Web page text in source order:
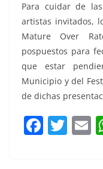
Para cuidar de
artistas invitados,
Mature Over
pospuestos para
que estar
Municipio y del
de dichas
F T E